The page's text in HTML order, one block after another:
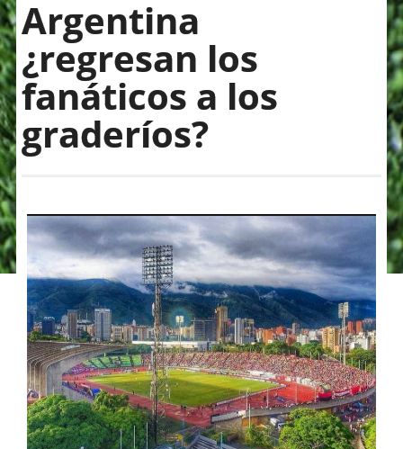
Argentina
¿regresan los
fanáticos a los
graderíos?